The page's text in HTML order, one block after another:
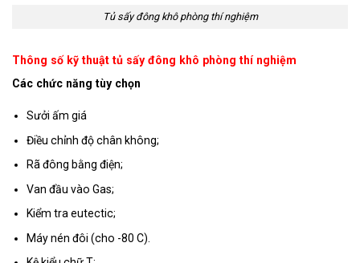
Tủ sấy đông khô phòng thí nghiệm
Thông số kỹ thuật tủ sấy đông khô phòng thí nghiệm
Các chức năng tùy chọn
Sưởi ấm giá
Điều chỉnh độ chân không;
Rã đông bằng điện;
Van đầu vào Gas;
Kiểm tra eutectic;
Máy nén đôi (cho -80 C).